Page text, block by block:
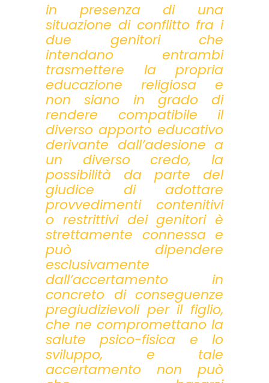
in presenza di una
situazione di conflitto fra i
due genitori che
intendano entrambi
trasmettere la propria
educazione religiosa e
non siano in grado di
rendere compatibile il
diverso apporto educativo
derivante dall’adesione a
un diverso credo, la
possibilità da parte del
giudice di adottare
provvedimenti contenitivi
o restrittivi dei genitori è
strettamente connessa e
può dipendere
esclusivamente
dall’accertamento in
concreto di conseguenze
pregiudizievoli per il figlio,
che ne compromettano la
salute psico-fisica e lo
sviluppo, e tale
accertamento non può